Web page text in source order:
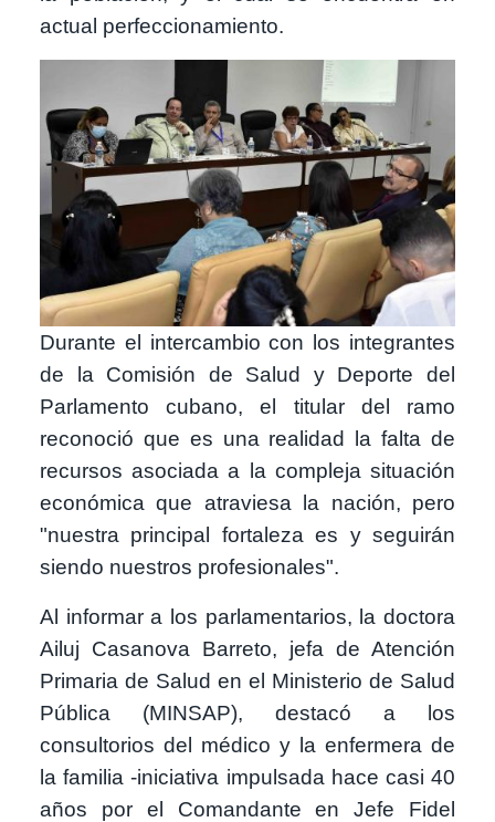
actual perfeccionamiento.
Durante el intercambio con los integrantes
de la Comisión de Salud y Deporte del
Parlamento cubano, el titular del ramo
reconoció que es una realidad la falta de
recursos asociada a la compleja situación
económica que atraviesa la nación, pero
"nuestra principal fortaleza es y seguirán
siendo nuestros profesionales".
Al informar a los parlamentarios, la doctora
Ailuj Casanova Barreto, jefa de Atención
Primaria de Salud en el Ministerio de Salud
Pública (MINSAP), destacó a los
consultorios del médico y la enfermera de
la familia -iniciativa impulsada hace casi 40
años por el Comandante en Jefe Fidel